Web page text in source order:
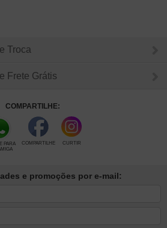
Troca
Frete Grátis
COMPARTILHE:
PARA
COMPARTILHE CURTIR
e promoções por e-mail: